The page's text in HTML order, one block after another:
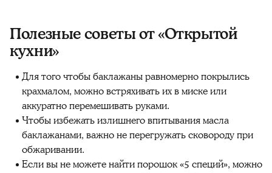
Полезные советы от «Открытой
кухни»
Для того чтобы баклажаны равномерно покрылись
крахмалом, можно встряхивать их в миске или
аккуратно перемешивать руками.
Чтобы избежать излишнего впитывания масла
баклажанами, важно не перегружать сковороду при
обжаривании.
Если вы не можете найти порошок «5 специй», можно